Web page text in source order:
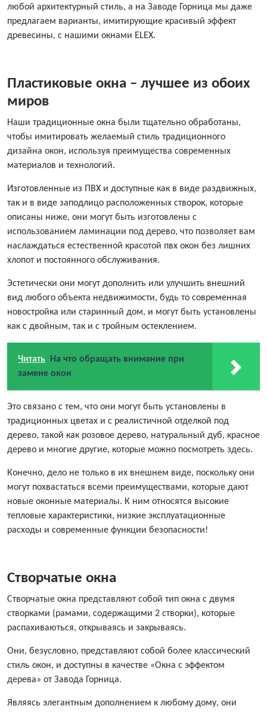
любой архитектурный стиль, а на Заводе Горница мы даже
предлагаем варианты, имитирующие красивый эффект
древесины, с нашими окнами ELEX.
Пластиковые окна – лучшее из обоих
миров
Наши традиционные окна были тщательно обработаны,
чтобы имитировать желаемый стиль традиционного
дизайна окон, используя преимущества современных
материалов и технологий.
Изготовленные из ПВХ и доступные как в виде раздвижных,
так и в виде заподлицо расположенных створок, которые
описаны ниже, они могут быть изготовлены с
использованием ламинации под дерево, что позволяет вам
наслаждаться естественной красотой пвх окон без лишних
хлопот и постоянного обслуживания.
Эстетически они могут дополнить или улучшить внешний
вид любого объекта недвижимости, будь то современная
новостройка или старинный дом, и могут быть установлены
как с двойным, так и с тройным остеклением.
Читать
На что обращать внимание при
замене окон
Это связано с тем, что они могут быть установлены в
традиционных цветах и с реалистичной отделкой под
дерево, такой как розовое дерево, натуральный дуб, красное
дерево и многие другие, которые можно посмотреть здесь.
Конечно, дело не только в их внешнем виде, поскольку они
могут похвастаться всеми преимуществами, которые дают
новые оконные материалы. К ним относятся высокие
тепловые характеристики, низкие эксплуатационные
расходы и современные функции безопасности!
Створчатые окна
Створчатые окна представляют собой тип окна с двумя
створками (рамами, содержащими 2 створки), которые
распахиваються, открываясь и закрываясь.
Они, безусловно, представляют собой более классический
стиль окон, и доступны в качестве «Окна с эффектом
дерева» от Завода Горница.
Являясь элегантным дополнением к любому дому, они